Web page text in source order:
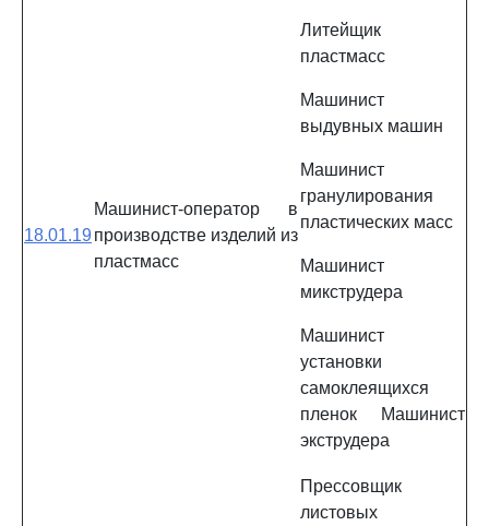
18.01.19
Машинист-оператор в
производстве изделий из
пластмасс
Литейщик
пластмасс
Машинист
выдувных машин
Машинист
гранулирования
пластических масс
Машинист
микструдера
Машинист
установки
самоклеящихся
пленок Машинист
экструдера
Прессовщик
листовых